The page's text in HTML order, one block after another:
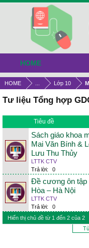
HOME Lớp 10
Tư liệu Tổng hợp
Tiêu đề
Sách giáo khoa
Mai Văn Bính &
Lưu Thu Thủy
LTTK CTV
Trả lời:
0
Đề cương ôn tập
Hòa – Hà Nội
LTTK CTV
Trả lời:
0
Hiển thị chủ đề từ 1 đến 2 của 2
HOME